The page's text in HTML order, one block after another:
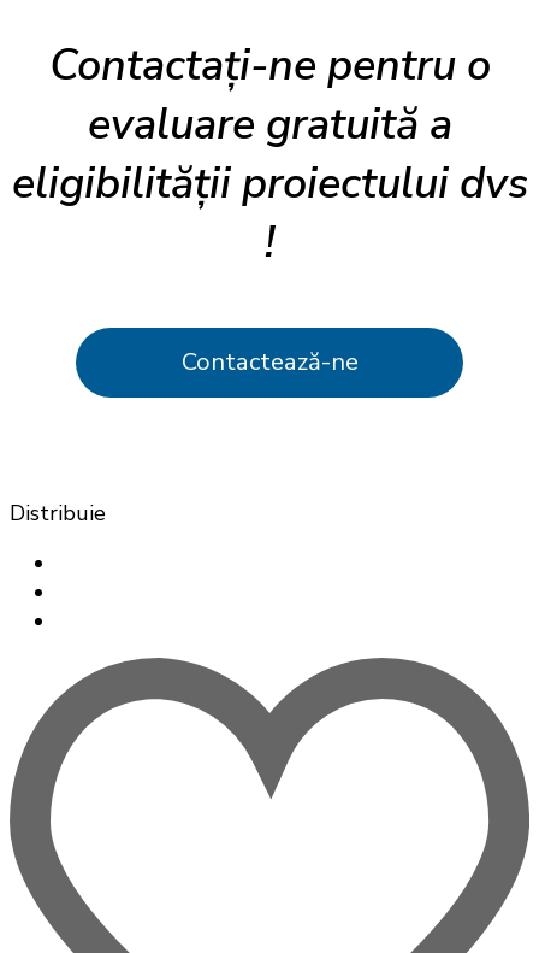
Contactați-ne pentru o
evaluare gratuită a
eligibilității proiectului dvs
!
Contactează-ne
Distribuie